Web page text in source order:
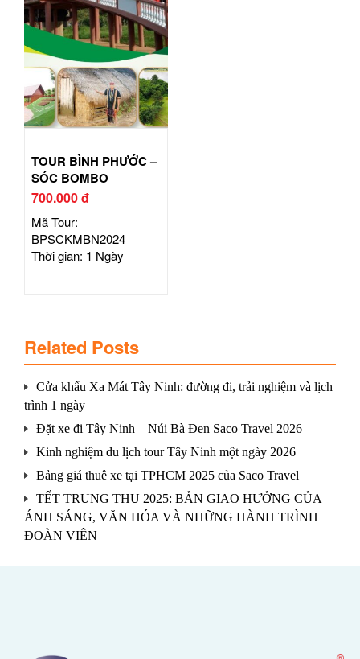
TOUR BÌNH PHƯỚC –
SÓC BOMBO
700.000 đ
Mã Tour:
BPSCKMBN2024
Thời gian: 1 Ngày
Related Posts
Cửa khẩu Xa Mát Tây Ninh: đường đi, trải nghiệm và lịch
trình 1 ngày
Đặt xe đi Tây Ninh – Núi Bà Đen Saco Travel 2026
Kinh nghiệm du lịch tour Tây Ninh một ngày 2026
Bảng giá thuê xe tại TPHCM 2025 của Saco Travel
TẾT TRUNG THU 2025: BẢN GIAO HƯỞNG CỦA
ÁNH SÁNG, VĂN HÓA VÀ NHỮNG HÀNH TRÌNH
ĐOÀN VIÊN